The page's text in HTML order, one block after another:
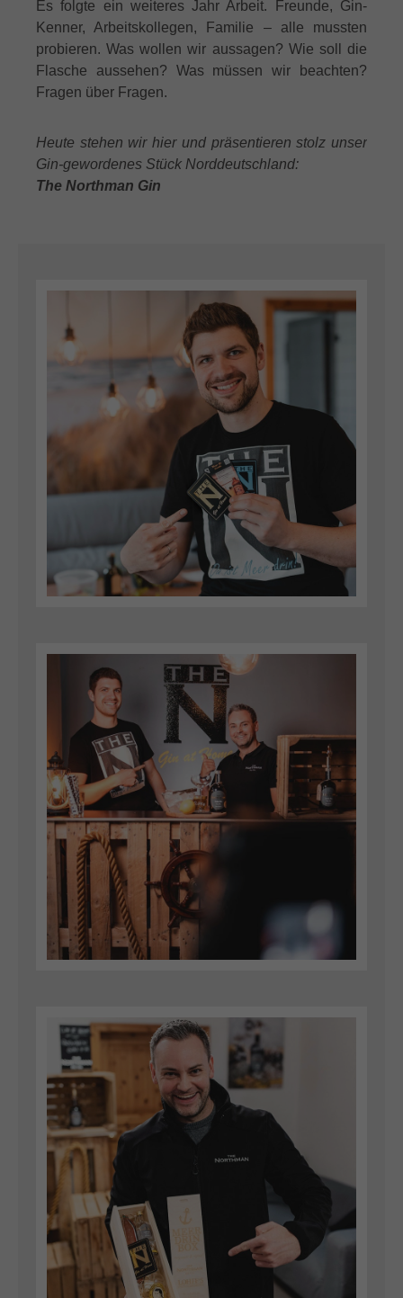
Es folgte ein weiteres Jahr Arbeit. Freunde, Gin-
Kenner, Arbeitskollegen, Familie – alle mussten
probieren. Was wollen wir aussagen? Wie soll die
Flasche aussehen? Was müssen wir beachten?
Fragen über Fragen.
Heute stehen wir hier und präsentieren stolz unser
Gin-gewordenes Stück Norddeutschland:
The Northman Gin